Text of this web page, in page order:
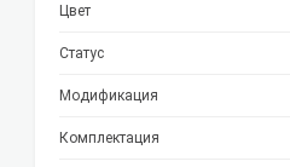
Цвет
Статус
Модификация
Комплектация